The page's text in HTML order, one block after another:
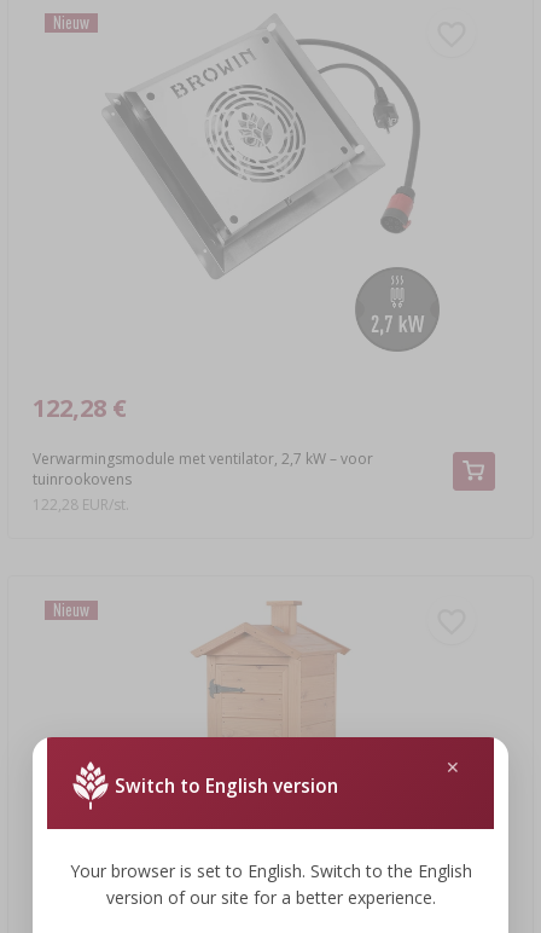
Nieuw
Verwarmingsmodule met ventilator, 2,7 kW – voor
tuinrookovens
122,28 €
122,28 EUR/st.
Nieuw
Switch to English version
Your browser is set to English. Switch to the English
version of our site for a better experience.